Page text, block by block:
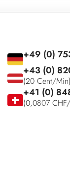
+49 (0)
+43 (0)
(20 Cent/Min)
+41 (0)
(0,0807